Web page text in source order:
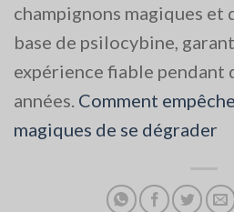
champignons magiques et
base de psilocybine,
expérience fiable pendant
années. Comment
magiques de se dégrader